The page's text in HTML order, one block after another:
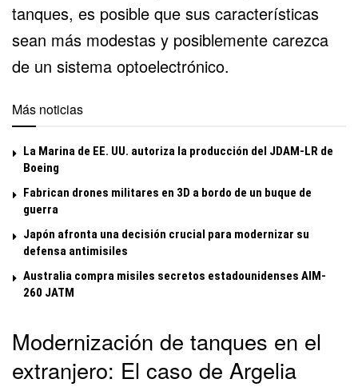
tanques, es posible que sus características
sean más modestas y posiblemente carezca
de un sistema optoelectrónico.
Más noticias
La Marina de EE. UU. autoriza la producción del JDAM-LR de
Boeing
Fabrican drones militares en 3D a bordo de un buque de
guerra
Japón afronta una decisión crucial para modernizar su
defensa antimisiles
Australia compra misiles secretos estadounidenses AIM-
260 JATM
Modernización de tanques en el
extranjero: El caso de Argelia